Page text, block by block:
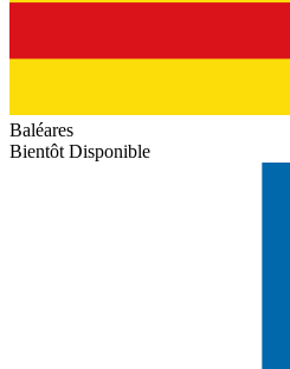
Baléares
Bientôt Disponible